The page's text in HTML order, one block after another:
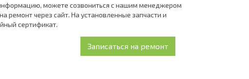
можете созвониться с нашим менеджером
ремонт через сайт. На установленные запчасти и
сертификат.